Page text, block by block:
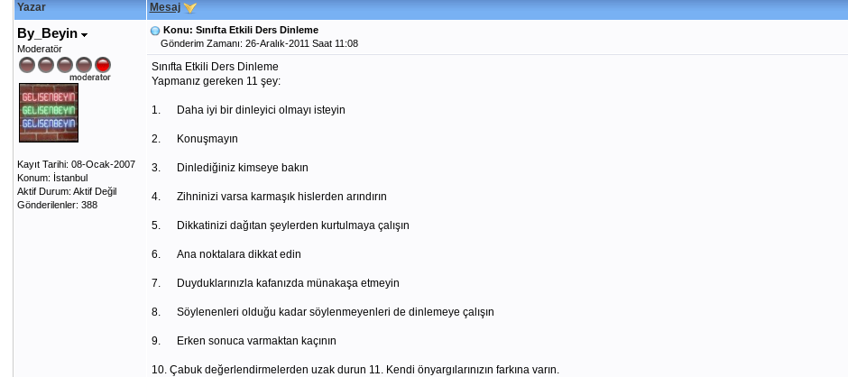
Yazar Mesaj
By_Beyin
Moderatör
Kayıt Tarihi: 08-Ocak-2007
Konum: İstanbul
Aktif Durum: Aktif Değil
Gönderilenler: 388
Konu: Sınıfta Etkili Ders Dinleme
Gönderim Zamanı: 26-Aralık-2011 Saat 11:08
Sınıfta Etkili Ders Dinleme
Yapmanız gereken 11 şey:
1. Daha iyi bir dinleyici olmayı isteyin
2. Konuşmayın
3. Dinlediğiniz kimseye bakın
4. Zihninizi varsa karmaşık hislerden arındırın
5. Dikkatinizi dağıtan şeylerden kurtulmaya çalışın
6. Ana noktalara dikkat edin
7. Duyduklarınızla kafanızda münakaşa etmeyin
8. Söylenenleri olduğu kadar söylenmeyenleri de dinlemeye çalışın
9. Erken sonuca varmaktan kaçının
10. Çabuk değerlendirmelerden uzak durun 11. Kendi önyargılarınızın farkına varın.